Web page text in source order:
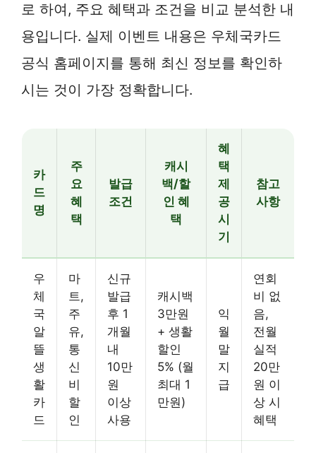
로 하여, 주요 혜택과 조건을 비교 분석한 내
용입니다. 실제 이벤트 내용은 우체국카드
공식 홈페이지를 통해 최신 정보를 확인하
시는 것이 가장 정확합니다.
카
드
명
주
요
혜
택
발급
조건
캐시
백/할
인 혜
택
혜
택
제
공
시
기
참고
사항
우
체
국
알
뜰
생
활
카
드
마
트,
주
유,
통
신
비
할
인
신규
발급
후 1
개월
내
10만
원
이상
사용
캐시백
3만원
+ 생활
할인
5% (월
최대 1
만원)
익
월
말
지
급
연회
비 없
음,
전월
실적
20만
원 이
상 시
혜택